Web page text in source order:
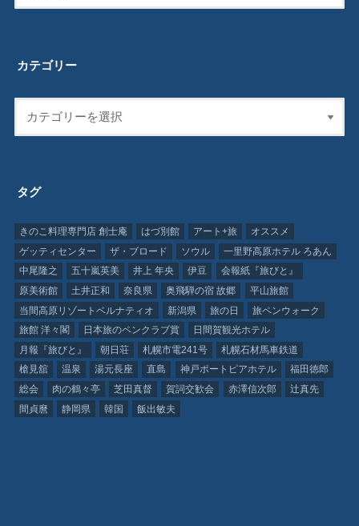
カテゴリー
タグ
きのこ料理専門店 創士庵 はづ別館 アート+旅
オススメ
ゲッティセンター
ザ・ブロード ソウル
一里野高原ホテル ろあん
中尾隆之
五十嵐英美 井上 年央 伊豆
会報紙『旅びと』
原美術館
土井正和 奈良県 奥飛騨の宿 故郷
平山旅館
当間高原リゾートベルナティオ
新潟県 旅の日
旅ペンウォーク
旅館 洋々閣
日本旅のペンクラブ賞
日間賀観光ホテル
月報『旅びと』
朝日荘 札幌市電241号
札幌石材馬車鉄道
槍見舘
温泉 湯元長座 直島 神戸ポートピアホテル
福田徳郎
総会
肉の鶴々亭 芝田真督 賀詞交歓会 赤澤信次郎
辻真先
間貞麿
静岡県 韓国 飯出敏夫